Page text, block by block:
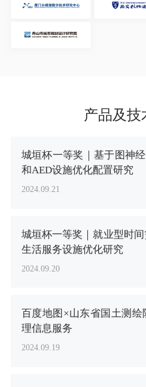
产品及技
城垣杯一等奖｜基于图神
和AED设施优化配置研究
2024.09.21
城垣杯一等奖｜就业型时
生活服务设施优化研究
2024.09.20
百度地图×山东省国土测
理信息服务
2024.09.19